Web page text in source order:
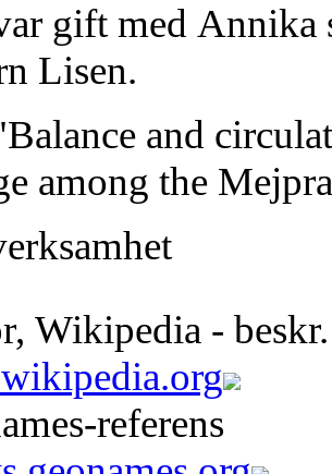
gift med Annika
Lisen.
and
among the
Wikipedia -
referens